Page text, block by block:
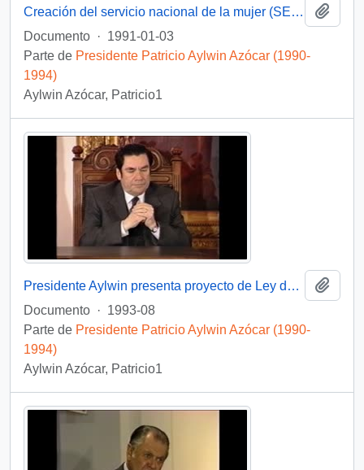
Creación del servicio nacional de la mujer (SERNAM) y nombramiento de su directora : video
Documento · 1991-01-03
Parte de Presidente Patricio Aylwin Azócar (1990-
1994)
Aylwin Azócar, Patricio1
Presidente Aylwin presenta proyecto de Ley de Filiación: video
Documento · 1993-08
Parte de Presidente Patricio Aylwin Azócar (1990-
1994)
Aylwin Azócar, Patricio1